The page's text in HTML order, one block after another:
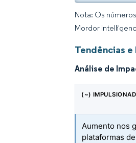
Nota: Os
Mordor
Tendências
Análise de
(~)
Aumento nos
plataformas